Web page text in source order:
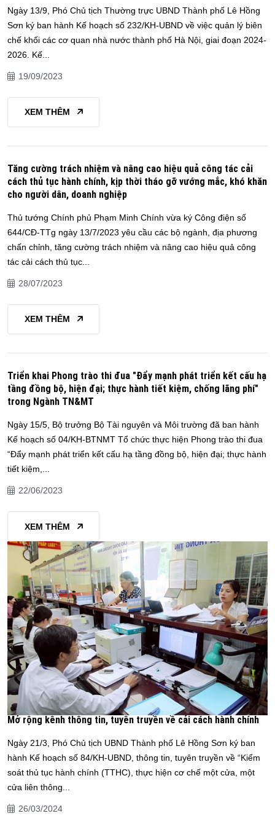
Ngày 13/9, Phó Chủ tịch Thường trực UBND Thành phố Lê Hồng
Sơn ký ban hành Kế hoạch số 232/KH-UBND về việc quản lý biên
chế khối các cơ quan nhà nước thành phố Hà Nội, giai đoạn 2024-
2026. Kế...
19/09/2023
XEM THÊM
Tăng cường trách nhiệm và nâng cao hiệu quả công tác cải
cách thủ tục hành chính, kịp thời tháo gỡ vướng mắc, khó khăn
cho người dân, doanh nghiệp
Thủ tướng Chính phủ Phạm Minh Chính vừa ký Công điện số
644/CĐ-TTg ngày 13/7/2023 yêu cầu các bộ ngành, địa phương
chấn chỉnh, tăng cường trách nhiệm và nâng cao hiệu quả công
tác cải cách thủ tục...
28/07/2023
XEM THÊM
Triển khai Phong trào thi đua "Đẩy mạnh phát triển kết cấu hạ
tầng đồng bộ, hiện đại; thực hành tiết kiệm, chống lãng phí"
trong Ngành TN&MT
Ngày 15/5, Bộ trưởng Bộ Tài nguyên và Môi trường đã ban hành
Kế hoạch số 04/KH-BTNMT Tổ chức thực hiện Phong trào thi đua
“Đẩy mạnh phát triển kết cấu hạ tầng đồng bộ, hiện đại; thực hành
tiết kiệm,...
22/06/2023
XEM THÊM
Mở rộng kênh thông tin, tuyên truyền về cải cách hành chính
Ngày 21/3, Phó Chủ tịch UBND Thành phố Lê Hồng Sơn ký ban
hành Kế hoạch số 84/KH-UBND, thông tin, tuyên truyền về “Kiểm
soát thủ tục hành chính (TTHC), thực hiện cơ chế một cửa, một
cửa liên thông...
26/03/2024